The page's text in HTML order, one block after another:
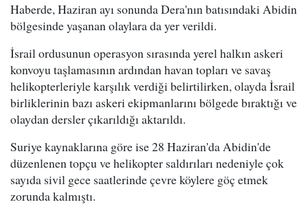
Haberde, Haziran ayı sonunda Dera'nın batısındaki Abidin
bölgesinde yaşanan olaylara da yer verildi.
İsrail ordusunun operasyon sırasında yerel halkın askeri
konvoyu taşlamasının ardından havan topları ve savaş
helikopterleriyle karşılık verdiği belirtilirken, olayda İsrail
birliklerinin bazı askeri ekipmanlarını bölgede bıraktığı ve
olaydan dersler çıkarıldığı aktarıldı.
Suriye kaynaklarına göre ise 28 Haziran'da Abidin'de
düzenlenen topçu ve helikopter saldırıları nedeniyle çok
sayıda sivil gece saatlerinde çevre köylere göç etmek
zorunda kalmıştı.